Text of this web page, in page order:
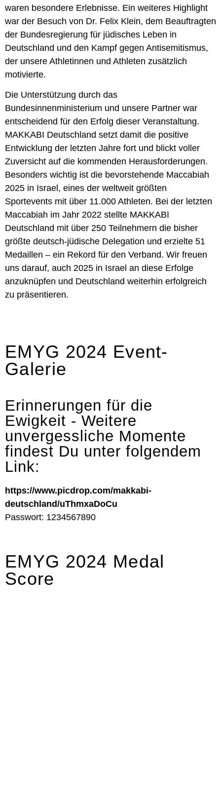
waren besondere Erlebnisse. Ein weiteres Highlight
war der Besuch von Dr. Felix Klein, dem Beauftragten
der Bundesregierung für jüdisches Leben in
Deutschland und den Kampf gegen Antisemitismus,
der unsere Athletinnen und Athleten zusätzlich
motivierte.
Die Unterstützung durch das
Bundesinnenministerium und unsere Partner war
entscheidend für den Erfolg dieser Veranstaltung.
MAKKABI Deutschland setzt damit die positive
Entwicklung der letzten Jahre fort und blickt voller
Zuversicht auf die kommenden Herausforderungen.
Besonders wichtig ist die bevorstehende Maccabiah
2025 in Israel, eines der weltweit größten
Sportevents mit über 11.000 Athleten. Bei der letzten
Maccabiah im Jahr 2022 stellte MAKKABI
Deutschland mit über 250 Teilnehmern die bisher
größte deutsch-jüdische Delegation und erzielte 51
Medaillen – ein Rekord für den Verband. Wir freuen
uns darauf, auch 2025 in Israel an diese Erfolge
anzuknüpfen und Deutschland weiterhin erfolgreich
zu präsentieren.
EMYG 2024 Event-
Galerie
Erinnerungen für die
Ewigkeit - Weitere
unvergessliche Momente
findest Du unter folgendem
Link:
https://www.picdrop.com/makkabi-
deutschland/uThmxaDoCu
Passwort: 1234567890
EMYG 2024 Medal
Score